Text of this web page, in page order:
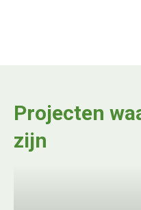
Projecten
zijn